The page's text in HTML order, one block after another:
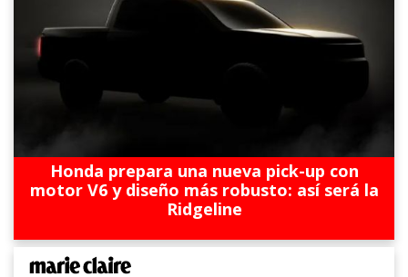
Honda prepara una nueva pick-up con
motor V6 y diseño más robusto: así será la
Ridgeline